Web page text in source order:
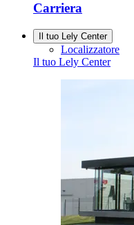
Carriera
Il tuo Lely Center
Localizzatore
Il tuo Lely Center